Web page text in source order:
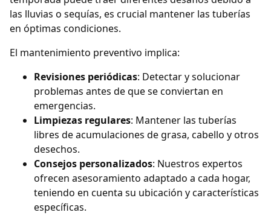
las lluvias o sequías, es crucial mantener las tuberías
en óptimas condiciones.
El mantenimiento preventivo implica:
Revisiones periódicas: Detectar y solucionar
problemas antes de que se conviertan en
emergencias.
Limpiezas regulares: Mantener las tuberías
libres de acumulaciones de grasa, cabello y otros
desechos.
Consejos personalizados: Nuestros expertos
ofrecen asesoramiento adaptado a cada hogar,
teniendo en cuenta su ubicación y características
específicas.